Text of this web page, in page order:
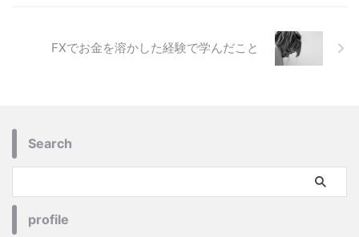
FXでお金を溶かした経験で学んだこと
Search
profile